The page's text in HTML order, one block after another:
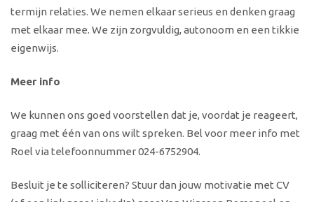
termijn relaties. We nemen elkaar serieus en denken graag
met elkaar mee. We zijn zorgvuldig, autonoom en een tikkie
eigenwijs.
Meer info
We kunnen ons goed voorstellen dat je, voordat je reageert,
graag met één van ons wilt spreken. Bel voor meer info met
Roel via telefoonnummer 024-6752904.
Besluit je te solliciteren? Stuur dan jouw motivatie met CV